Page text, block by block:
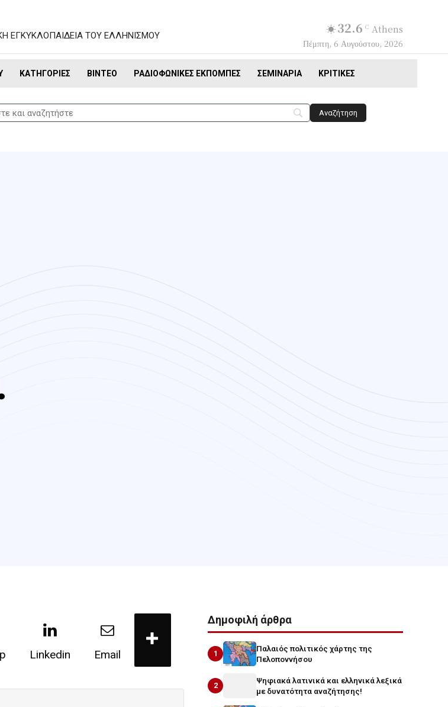
ΕΓΚΥΚΛΟΠΑΙΔΕΙΑ ΤΟΥ ΕΛΛΗΝΙΣΜΟΥ 32.6 C Athens
Πέμπτη, 6 Αυγούστου, 2026
ΚΑΤΗΓΟΡΊΕΣ ΒΊΝΤΕΟ ΡΑΔΙΟΦΩΝΙΚΈΣ ΕΚΠΟΜΠΈΣ ΣΕΜΙΝΆΡΙΑ ΚΡΙΤΙΚΈΣ
Linkedin Email
Δημοφιλή άρθρα
1
Παλαιός πολιτικός χάρτης της
Πελοποννήσου
2
Ψηφιακά λατινικά και ελληνικά λεξικά
με δυνατότητα αναζήτησης!